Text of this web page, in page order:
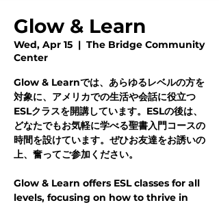
Glow & Learn
Wed, Apr 15
  |
The Bridge Community
Center
Glow & Learnでは、あらゆるレベルの方を
対象に、アメリカでの生活や会話に役立つ
ESLクラスを開講しています。ESLの後は、
どなたでもお気軽に学べる聖書入門コースの
時間を設けています。ぜひお友達をお誘いの
上、奮ってご参加ください。
Glow & Learn offers ESL classes for all
levels, focusing on how to thrive in